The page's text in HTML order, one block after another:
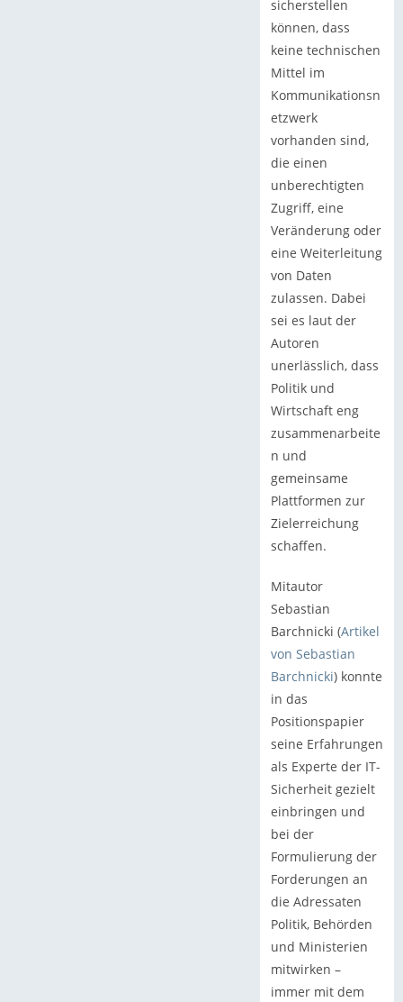
sicherstellen
können, dass
keine technischen
Mittel im
Kommunikationsn
etzwerk
vorhanden sind,
die einen
unberechtigten
Zugriff, eine
Veränderung oder
eine Weiterleitung
von Daten
zulassen. Dabei
sei es laut der
Autoren
unerlässlich, dass
Politik und
Wirtschaft eng
zusammenarbeite
n und
gemeinsame
Plattformen zur
Zielerreichung
schaffen.
Mitautor
Sebastian
Barchnicki (Artikel
von Sebastian
Barchnicki) konnte
in das
Positionspapier
seine Erfahrungen
als Experte der IT-
Sicherheit gezielt
einbringen und
bei der
Formulierung der
Forderungen an
die Adressaten
Politik, Behörden
und Ministerien
mitwirken –
immer mit dem